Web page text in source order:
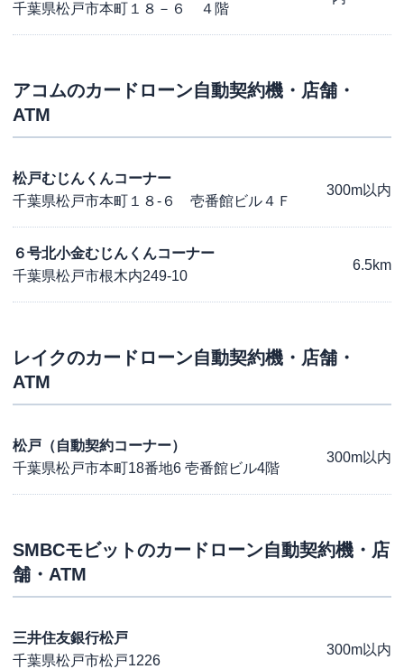
千葉県松戸市本町１８－６ ４階
アコムのカードローン自動契約機・店舗・
ATM
松戸むじんくんコーナー
千葉県松戸市本町１８-６ 壱番館ビル４Ｆ
300m以内
６号北小金むじんくんコーナー
千葉県松戸市根木内249-10
6.5km
レイクのカードローン自動契約機・店舗・
ATM
松戸（自動契約コーナー）
千葉県松戸市本町18番地6 壱番館ビル4階
300m以内
SMBCモビットのカードローン自動契約機・店
舗・ATM
三井住友銀行松戸
千葉県松戸市松戸1226
300m以内